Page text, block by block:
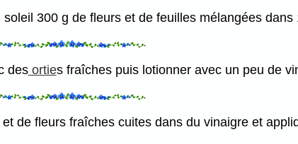
300 g de fleurs et de feuilles mélangées dans
desorties fraîches puis lotionner avec un peu de
de fleurs fraîches cuites dans du vinaigre et